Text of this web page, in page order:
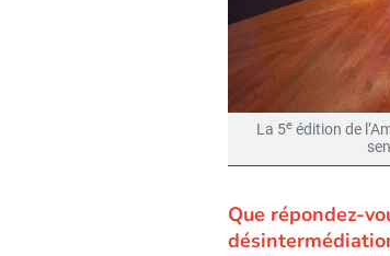
La 5e édition de
Que répondez-